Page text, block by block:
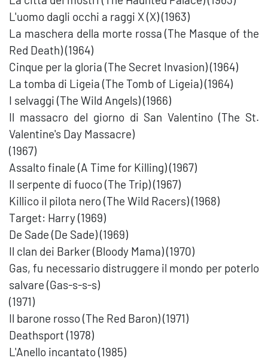
L'uomo dagli occhi a raggi X (X) (1963)
La maschera della morte rossa (The Masque of the
Red Death) (1964)
Cinque per la gloria (The Secret Invasion) (1964)
La tomba di Ligeia (The Tomb of Ligeia) (1964)
I selvaggi (The Wild Angels) (1966)
Il massacro del giorno di San Valentino (The St.
Valentine's Day Massacre)
(1967)
Assalto finale (A Time for Killing) (1967)
Il serpente di fuoco (The Trip) (1967)
Killico il pilota nero (The Wild Racers) (1968)
Target: Harry (1969)
De Sade (De Sade) (1969)
Il clan dei Barker (Bloody Mama) (1970)
Gas, fu necessario distruggere il mondo per poterlo
salvare (Gas-s-s-s)
(1971)
Il barone rosso (The Red Baron) (1971)
Deathsport (1978)
L'Anello incantato (1985)